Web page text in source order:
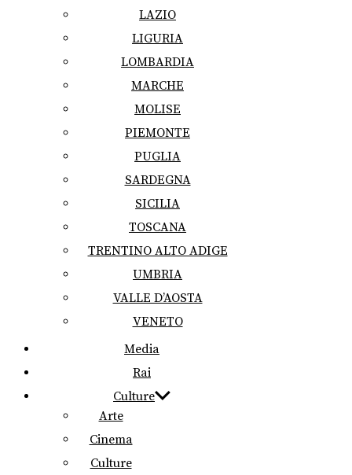
LAZIO
LIGURIA
LOMBARDIA
MARCHE
MOLISE
PIEMONTE
PUGLIA
SARDEGNA
SICILIA
TOSCANA
TRENTINO ALTO ADIGE
UMBRIA
VALLE D’AOSTA
VENETO
Media
Rai
Culture
Arte
Cinema
Culture